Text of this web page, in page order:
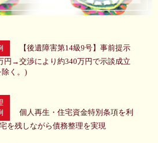
【後遺障害第14級9号】事前提示
円→交渉により約340万円で示談成立
く。)
個人再生・住宅資金特別条項を利
を残しながら債務整理を実現